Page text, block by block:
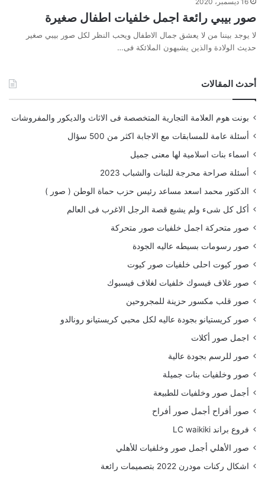
صور بيبي رائعة اجمل خلفيات اطفال صغيرة
لا يوجد بيننا من لا يعشق جمال الاطفال ويحب النظر لكل صور بيبي صغير
حديث الولادة والذين يشبهون الملائكة فى…
أحدث المقالات
بونت هوم العلامة التجارية المتخصصة فى الاثاث والديكور والمفروشات
أسئلة عامة للمسابقات مع الاجابة اكثر من 500 سؤال
اسماء بنات اسلامية لها معنى جميل
أسئلة صراحة محرجة للبنات والشباب 2023
الدكتور محمد اسعد مساعد رئيس حزب حماة الوطن ( صور )
أكل كل شىء ولم يشبع قصة الرجل الاغرب فى العالم
صور متحركة اجمل خلفيات صور متحركة
صور رسومات بسيطه عاليه الجودة
صور كيوت احلى خلفيات صور كيوت
صور غلاف فيسوك خلفيات لغلاف فيسبوك
صور قلب مكسور حزينة للمجروحين
صور كريستيانو بجودة عاليه لكل محبي كريستيانو رونالدو
اجمل صور أكلات
صور للرسم بجودة عالية
صور وخلفيات بنات جميلة
أجمل صور وخلفيات للطبيعة
صور أفراح أجمل صور أفراح
فروع براند LC waikiki
صور الأهلي أجمل صور وخلفيات للأهلي
اشكال ركنات مودرن 2022 بتصميمات رائعة